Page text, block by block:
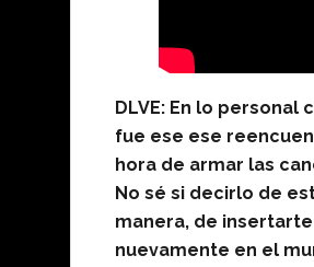
DLVE: En lo personal
fue ese ese
hora de armar las
No sé si decirlo de
manera, de insertarte
nuevamente en el